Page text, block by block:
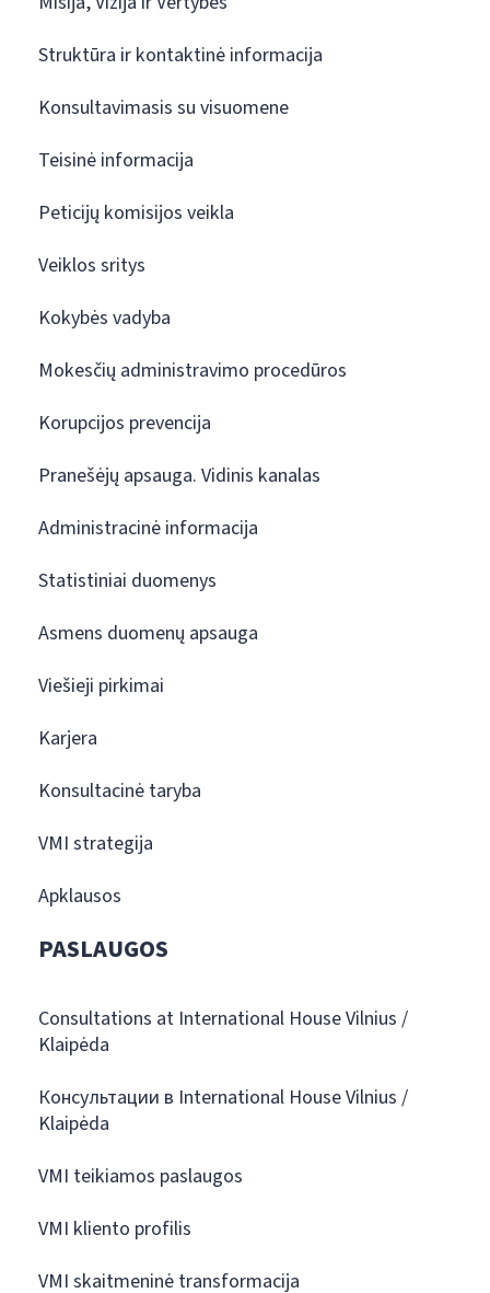
Struktūra ir kontaktinė informacija
Konsultavimasis su visuomene
Teisinė informacija
Peticijų komisijos veikla
Veiklos sritys
Kokybės vadyba
Mokesčių administravimo procedūros
Korupcijos prevencija
Pranešėjų apsauga. Vidinis kanalas
Administracinė informacija
Statistiniai duomenys
Asmens duomenų apsauga
Viešieji pirkimai
Karjera
Konsultacinė taryba
VMI strategija
Apklausos
PASLAUGOS
Consultations at International House Vilnius /
Klaipėda
Консультации в International House Vilnius /
Klaipėda
VMI teikiamos paslaugos
VMI kliento profilis
VMI skaitmeninė transformacija